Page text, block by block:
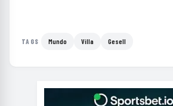
TAGS Mundo Villa Gesell